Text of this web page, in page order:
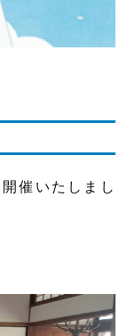
催いたしまし